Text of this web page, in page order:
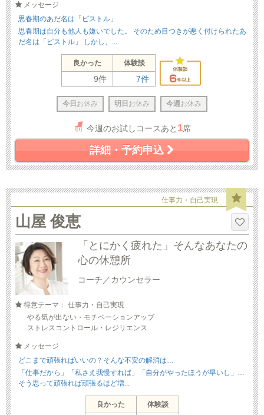
メッセージ
思春期のあだ名は「ピストル」
思春期は自分も他人も嫌いでした。 そのため目つきが悪く付けられたあ
だ名は「ピストル」 しかし、...
良かった 体験談
9件 7件
今日 お休み 明日 お休み 今週 お休み
今週のお試しコースあと 1席
詳細・予約申込
仕事力・自己実現
山屋 俊恵
「とにかく疲れた」そんなあなたの
心の休憩所
コーチ／カウンセラー
得意テーマ： 仕事力・自己実現
やる気が出ない・モチベーションアップ
ストレスコントロール・レジリエンス
メッセージ
どこまで頑張ればいいの？そんな不安の解消は…
「仕事だから」「私さえ我慢すれば」「自分がやったほうが早いし」…
そう思って頑張れば頑張るほど増...
良かった 体験談